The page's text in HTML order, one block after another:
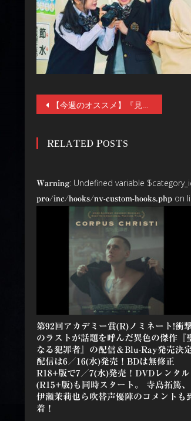
投
ナ
ゲ
【今週のオススメ】『見える子ちゃん』★★★★「ほんとにあった！呪いのビデオ」シリーズの“生みの親”ならではの、新しいJホラーの可能性。
RELATED POSTS
Warning: Undefined variable
pro/inc/hooks/nv-custom-hooks.php on
第92回アカデミー賞(R)ノミネート!衝
のラストが話題を呼んだ異色の傑作『
なる犯罪者』の配信＆Blu-Ray発売決
配信は6／16(水)発売！BDは無修正
R18+版で7／7(水)発売！DVDレンタル
(R15+版)も同時スタート。 寺島拓篤、
伊瀬茉莉也ら吹替声優陣のコメントも
着！